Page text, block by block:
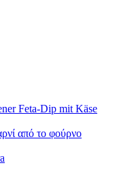
Feta-Dip mit Käse
από το φούρνο